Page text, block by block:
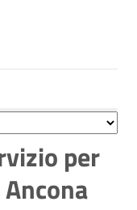
per